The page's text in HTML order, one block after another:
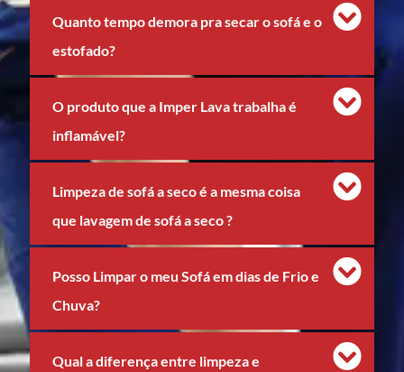
Quanto tempo demora pra secar o sofá e o
estofado?
O produto que a Imper Lava trabalha é
inflamável?
Limpeza de sofá a seco é a mesma coisa
que lavagem de sofá a seco ?
Posso Limpar o meu Sofá em dias de Frio e
Chuva?
Qual a diferença entre limpeza e